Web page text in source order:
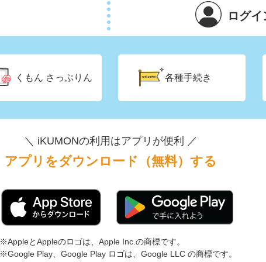
ログイ
くもん さっぷりん 各種手続き
＼ iKUMONの利用はアプリが便利 ／
アプリをダウンロード（無料）する
※AppleとAppleのロゴは、Apple Inc.の商標です。
※Google Play、Google Play ロゴは、Google LLC の商標です。